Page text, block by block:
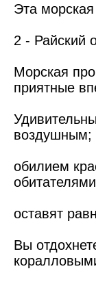
Эта
2 - Райский
Морская
приятные
воздушным;
обилием
оставят
Вы